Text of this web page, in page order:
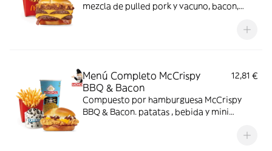
mezcla de pulled pork y vacuno, bacon,
Menú Completo McCrispy
BBQ & Bacon
12,81 €
Compuesto por hamburguesa McCrispy
BBQ & Bacon. patatas , bebida y mini